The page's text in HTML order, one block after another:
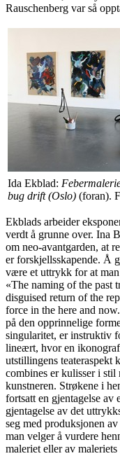
Rauschenberg var så
Ida Ekblad:
bug drift (Oslo) (foran).
Ekblads arbeider
verdt å grunne over. Ina
om neo-avantgarden, at
er forskjellsskapende. Å
være et uttrykk for at
«The naming of the past
disguised return of the
force in the here and
på den opprinnelige
singularitet, er instruktiv
lineært, hvor en
utstillingens teateraspekt
combines er kulisser i
kunstneren. Strøkene i
fortsatt en gjentagelse av
gjentagelse av det
seg med produksjonen
man velger å vurdere
maleriet eller av maleriets